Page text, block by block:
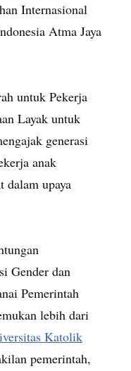
Internasional
Atma Jaya
untuk Pekerja
Layak untuk
generasi
anak
dalam upaya
Gender dan
Pemerintah
lebih dari
Katolik
pemerintah,